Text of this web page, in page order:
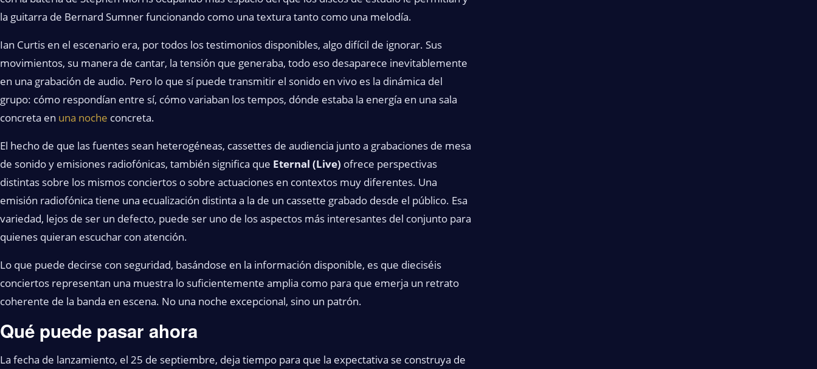
la guitarra de Bernard Sumner funcionando como una textura tanto como una melodía.
Ian Curtis en el escenario era, por todos los testimonios disponibles, algo difícil de ignorar. Sus
movimientos, su manera de cantar, la tensión que generaba, todo eso desaparece inevitablemente
en una grabación de audio. Pero lo que sí puede transmitir el sonido en vivo es la dinámica del
grupo: cómo respondían entre sí, cómo variaban los tempos, dónde estaba la energía en una sala
concreta en una noche concreta.
El hecho de que las fuentes sean heterogéneas, cassettes de audiencia junto a grabaciones de mesa
de sonido y emisiones radiofónicas, también significa que Eternal (Live) ofrece perspectivas
distintas sobre los mismos conciertos o sobre actuaciones en contextos muy diferentes. Una
emisión radiofónica tiene una ecualización distinta a la de un cassette grabado desde el público. Esa
variedad, lejos de ser un defecto, puede ser uno de los aspectos más interesantes del conjunto para
quienes quieran escuchar con atención.
Lo que puede decirse con seguridad, basándose en la información disponible, es que dieciséis
conciertos representan una muestra lo suficientemente amplia como para que emerja un retrato
coherente de la banda en escena. No una noche excepcional, sino un patrón.
Qué puede pasar ahora
La fecha de lanzamiento, el 25 de septiembre, deja tiempo para que la expectativa se construya de